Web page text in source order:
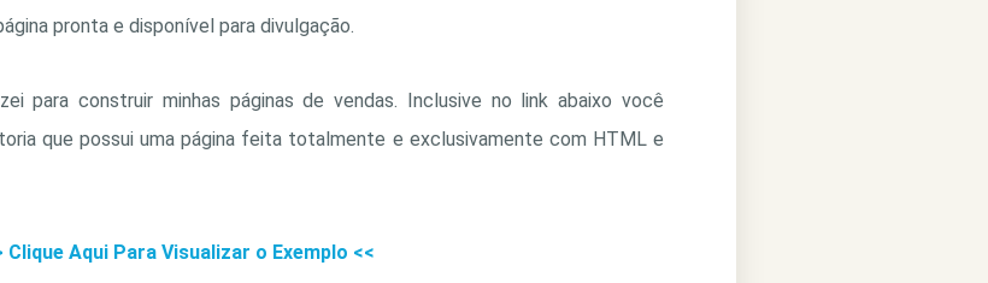
pronta e disponível para divulgação.
para construir minhas páginas de vendas. Inclusive no link abaixo você
que possui uma página feita totalmente e exclusivamente com HTML e
Clique Aqui Para Visualizar o Exemplo <<